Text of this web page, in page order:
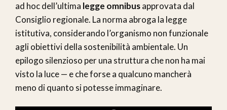
ad hoc dell’ultima legge omnibusapprovata dal
Consiglio regionale. La norma abroga la legge
istitutiva, considerando l’organismo non funzionale
agli obiettivi della sostenibilità ambientale. Un
epilogo silenzioso per una struttura che non ha mai
visto la luce — e che forse a qualcuno mancherà
meno di quanto si potesse immaginare.